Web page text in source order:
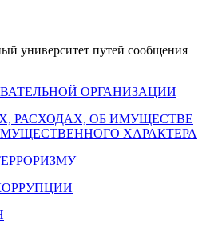
университет путей сообщения
ОРГАНИЗАЦИИ
РАСХОДАХ, ОБ ИМУЩЕСТВЕ
ХАРАКТЕРА